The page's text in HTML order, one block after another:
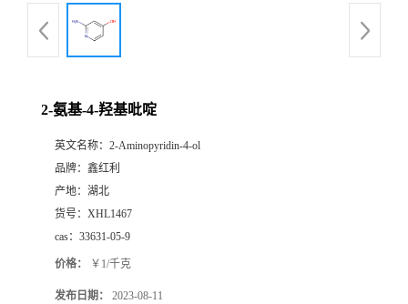
2-氨基-4-羟基吡啶
英文名称： 2-Aminopyridin-4-ol
品牌： 鑫红利
产地： 湖北
货号： XHL1467
cas： 33631-05-9
价格： ￥1/千克
发布日期： 2023-08-11